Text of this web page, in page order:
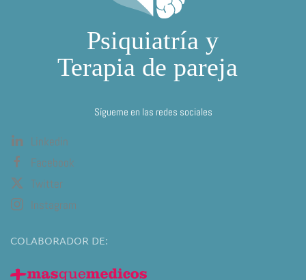
Sígueme en las redes sociales
Linkedin
Facebook
Twitter
Instagram
COLABORADOR DE: